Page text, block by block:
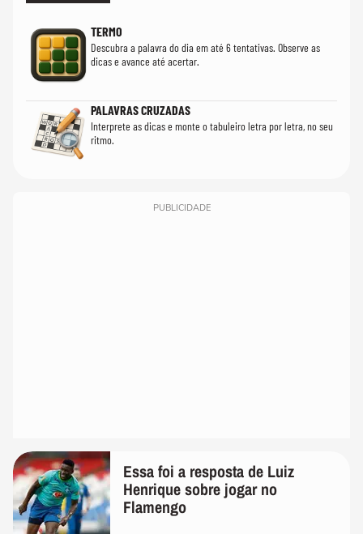
TERMO
Descubra a palavra do dia em até 6 tentativas. Observe as
dicas e avance até acertar.
PALAVRAS CRUZADAS
Interprete as dicas e monte o tabuleiro letra por letra, no seu
ritmo.
PUBLICIDADE
Essa foi a resposta de Luiz
Henrique sobre jogar no
Flamengo